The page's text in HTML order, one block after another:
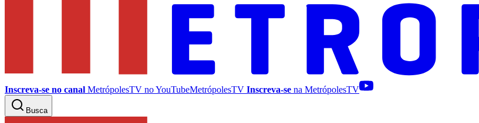
Inscreva-se no canal MetrópolesTV noYouTubeMetrópolesTV Inscreva-se na MetrópolesTV
Busca